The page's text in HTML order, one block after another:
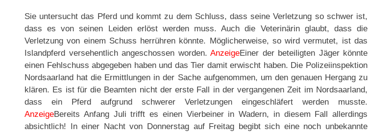
Sie untersucht das Pferd und kommt zu dem Schluss, dass seine Verletzung so schwer ist,
dass es von seinen Leiden erlöst werden muss. Auch die Veterinärin glaubt, dass die
Verletzung von einem Schuss herrühren könnte. Möglicherweise, so wird vermutet, ist das
Islandpferd versehentlich angeschossen worden. AnzeigeEiner der beteiligten Jäger könnte
einen Fehlschuss abgegeben haben und das Tier damit erwischt haben. Die Polizeiinspektion
Nordsaarland hat die Ermittlungen in der Sache aufgenommen, um den genauen Hergang zu
klären. Es ist für die Beamten nicht der erste Fall in der vergangenen Zeit im Nordsaarland,
dass ein Pferd aufgrund schwerer Verletzungen eingeschläfert werden musste.
AnzeigeBereits Anfang Juli trifft es einen Vierbeiner in Wadern, in diesem Fall allerdings
absichtlich! In einer Nacht von Donnerstag auf Freitag begibt sich eine noch unbekannte